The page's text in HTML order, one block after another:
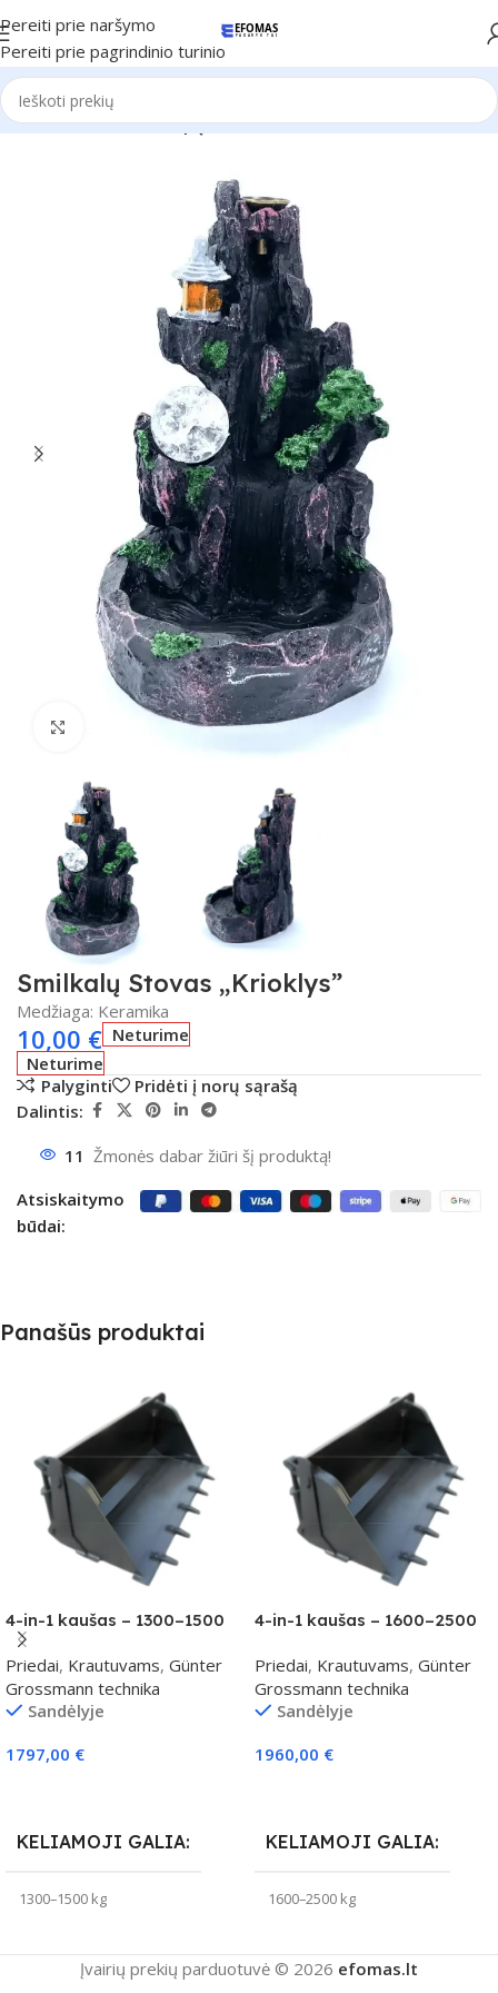
Pereiti prie naršymo
Pereiti prie pagrindinio turinio
Pradžia Namams Kvapų difuzoriai
Spustelėkite, kad padidintumėte
Smilkalų Stovas „Krioklys”
Medžiaga: Keramika
10,00 € Neturime
Neturime
Palyginti
Pridėti į norų sąrašą
Dalintis:
11 Žmonės dabar žiūri šį produktą!
Atsiskaitymo
būdai:
Panašūs produktai
4-in-1 kaušas – 1300–1500
kg klasei
Priedai, Krautuvams, Günter
Grossmann technika
Sandėlyje
1797,00 €
KELIAMOJI GALIA
1300–1500 kg
4-in-1 kaušas – 1600–2500
Priedai, Krautuvams, Günter
Grossmann technika
Sandėlyje
1960,00 €
KELIAMOJI GALIA
1600–2500 kg
Įvairių prekių parduotuvė © 2026 efomas.lt